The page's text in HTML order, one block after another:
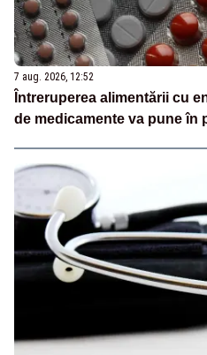
7 aug. 2026, 12:52
Întreruperea alimentării cu
de medicamente va pune în